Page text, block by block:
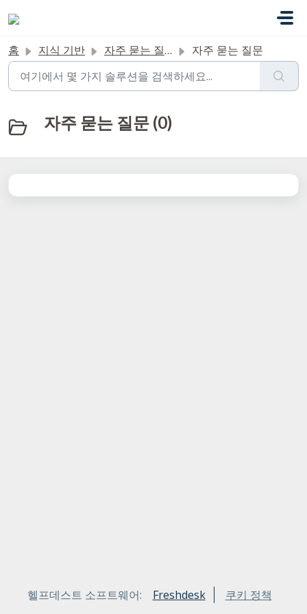
홈 지식 기반 자주 묻는 질문 자주 묻는 질문
자주 묻는 질문 (0)
헬프데스트 소프트웨어: Freshdesk 쿠키 정책